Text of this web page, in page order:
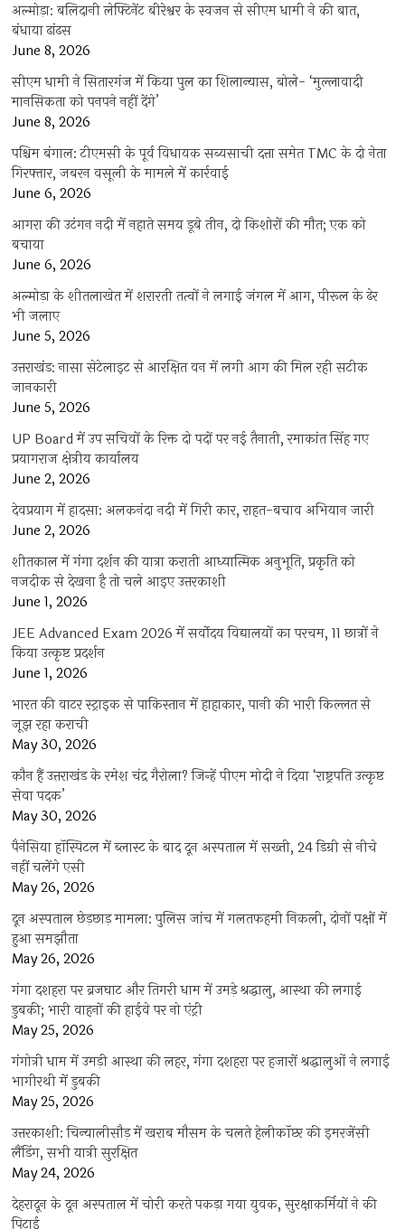
अल्मोड़ा: बलिदानी लेफ्टिनेंट बीरेश्वर के स्वजन से सीएम धामी ने की बात,
बंधाया ढांढस
June 8, 2026
सीएम धामी ने सितारगंज में किया पुल का शिलान्यास, बोले- ‘मुल्लावादी
मानसिकता को पनपने नहीं देंगे’
June 8, 2026
पश्चिम बंगाल: टीएमसी के पूर्व विधायक सब्यसाची दत्ता समेत TMC के दो नेता
गिरफ्तार, जबरन वसूली के मामले में कार्रवाई
June 6, 2026
आगरा की उटंगन नदी में नहाते समय डूबे तीन, दो किशोरों की मौत; एक को
बचाया
June 6, 2026
अल्मोड़ा के शीतलाखेत में शरारती तत्वों ने लगाई जंगल में आग, पीरूल के ढेर
भी जलाए
June 5, 2026
उत्तराखंड: नासा सेटेलाइट से आरक्षित वन में लगी आग की मिल रही सटीक
जानकारी
June 5, 2026
UP Board में उप सचिवों के रिक्त दो पदों पर नई तैनाती, रमाकांत सिंह गए
प्रयागराज क्षेत्रीय कार्यालय
June 2, 2026
देवप्रयाग में हादसा: अलकनंदा नदी में गिरी कार, राहत-बचाव अभियान जारी
June 2, 2026
शीतकाल में गंगा दर्शन की यात्रा कराती आध्यात्मिक अनुभूति, प्रकृति को
नजदीक से देखना है तो चले आइए उत्तरकाशी
June 1, 2026
JEE Advanced Exam 2026 में सर्वोदय विद्यालयों का परचम, 11 छात्रों ने
किया उत्कृष्ट प्रदर्शन
June 1, 2026
भारत की वाटर स्ट्राइक से पाकिस्तान में हाहाकार, पानी की भारी किल्लत से
जूझ रहा कराची
May 30, 2026
कौन हैं उत्तराखंड के रमेश चंद्र गैरोला? जिन्हें पीएम मोदी ने दिया ‘राष्ट्रपति उत्कृष्ट
सेवा पदक’
May 30, 2026
पैनेसिया हॉस्पिटल में ब्लास्ट के बाद दून अस्पताल में सख्ती, 24 डिग्री से नीचे
नहीं चलेंगे एसी
May 26, 2026
दून अस्पताल छेड़छाड़ मामला: पुलिस जांच में गलतफहमी निकली, दोनों पक्षों में
हुआ समझौता
May 26, 2026
गंगा दशहरा पर ब्रजघाट और तिगरी धाम में उमड़े श्रद्धालु, आस्था की लगाई
डुबकी; भारी वाहनों की हाईवे पर नो एंट्री
May 25, 2026
गंगोत्री धाम में उमड़ी आस्था की लहर, गंगा दशहरा पर हजारों श्रद्धालुओं ने लगाई
भागीरथी में डुबकी
May 25, 2026
उत्तरकाशी: चिन्यालीसौड़ में खराब मौसम के चलते हेलीकॉप्टर की इमरजेंसी
लैंडिंग, सभी यात्री सुरक्षित
May 24, 2026
देहरादून के दून अस्पताल में चोरी करते पकड़ा गया युवक, सुरक्षाकर्मियों ने की